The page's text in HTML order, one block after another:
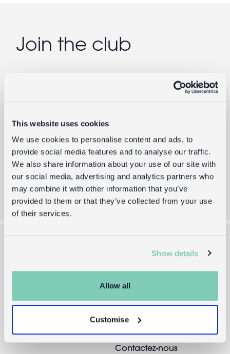
This website uses cookies
We use cookies to personalise content and ads, to
provide social media features and to analyse our traffic.
We also share information about your use of our site with
our social media, advertising and analytics partners who
may combine it with other information that you’ve
provided to them or that they’ve collected from your use
of their services.
Show details
Allow all
Customise
Join the club
Abonnez-vous pour débloquer un accès
En soumettant votre E-mail, vous acceptez notre
Termes et ConditionsandPolitique de Confidentialité
Valider
Infos vente en gros
Site vente en gros →
Aide et Info
Livraison Europe
Retours
FAQs
Press
Contactez-nous